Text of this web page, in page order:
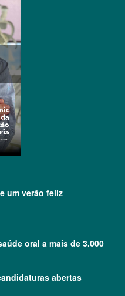
um verão feliz
oral a mais de 3.000
abertas